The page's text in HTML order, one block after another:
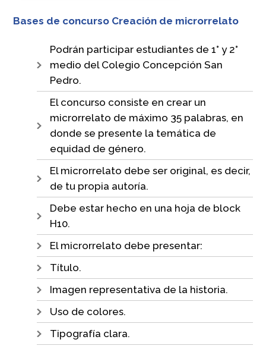
Bases de concurso Creación de microrrelato
Podrán participar estudiantes de 1° y 2°
medio del Colegio Concepción San
Pedro.
El concurso consiste en crear un
microrrelato de máximo 35 palabras, en
donde se presente la temática de
equidad de género.
El microrrelato debe ser original, es decir,
de tu propia autoría.
Debe estar hecho en una hoja de block
H10.
El microrrelato debe presentar:
Título.
Imagen representativa de la historia.
Uso de colores.
Tipografía clara.